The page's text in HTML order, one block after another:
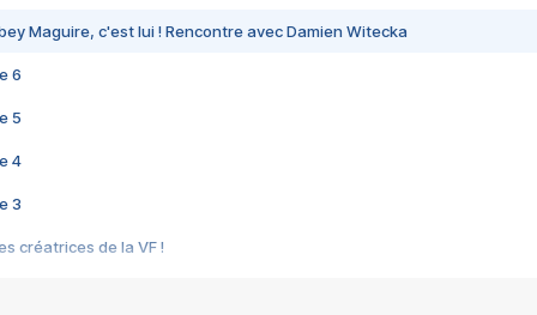
Maguire, c'est lui ! Rencontre avec Damien Witecka
6
5
4
3
créatrices de la VF !